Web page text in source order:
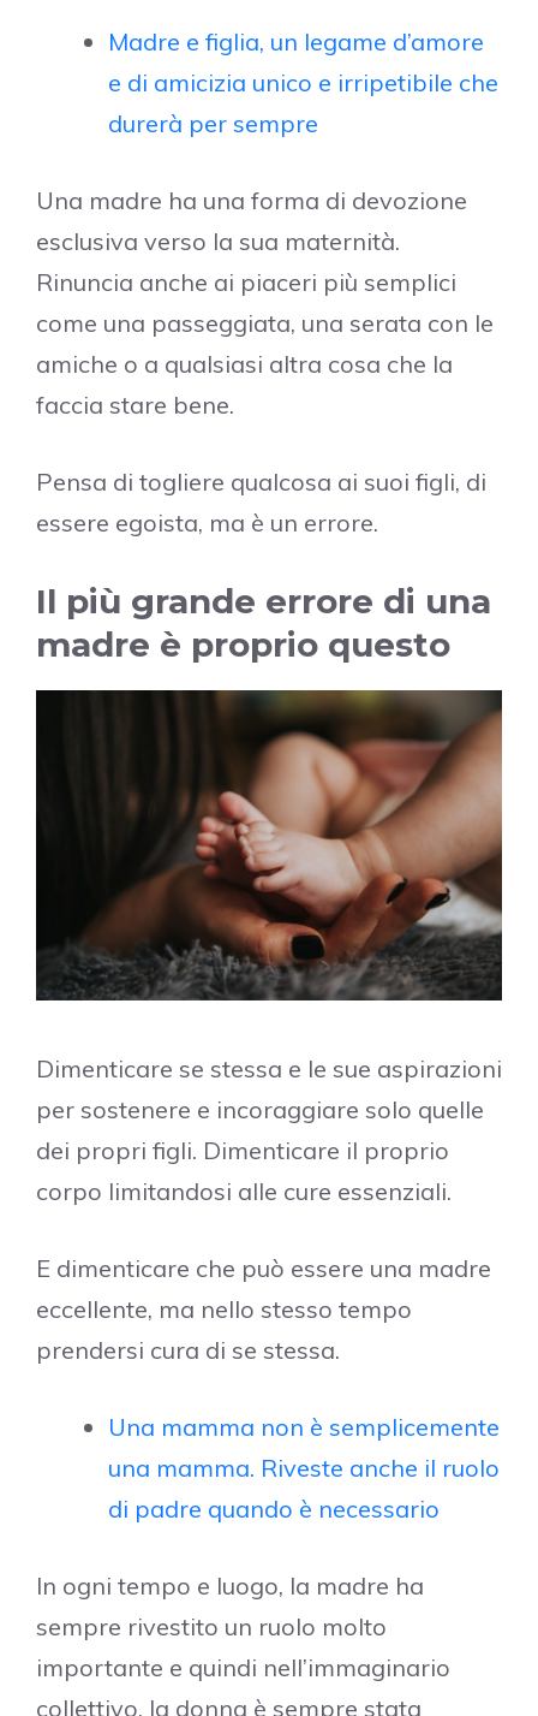
Madre e figlia, un legame d’amore
e di amicizia unico e irripetibile che
durerà per sempre
Una madre ha una forma di devozione
esclusiva verso la sua maternità.
Rinuncia anche ai piaceri più semplici
come una passeggiata, una serata con le
amiche o a qualsiasi altra cosa che la
faccia stare bene.
Pensa di togliere qualcosa ai suoi figli, di
essere egoista, ma è un errore.
Il più grande errore di una
madre è proprio questo
Dimenticare se stessa e le sue aspirazioni
per sostenere e incoraggiare solo quelle
dei propri figli. Dimenticare il proprio
corpo limitandosi alle cure essenziali.
E dimenticare che può essere una madre
eccellente, ma nello stesso tempo
prendersi cura di se stessa.
Una mamma non è semplicemente
una mamma. Riveste anche il ruolo
di padre quando è necessario
In ogni tempo e luogo, la madre ha
sempre rivestito un ruolo molto
importante e quindi nell’immaginario
collettivo, la donna è sempre stata